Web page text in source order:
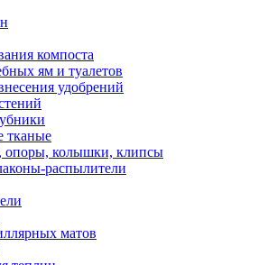
компоста
ям и туалетов
удобрений
тканые
опоры, колышки, клипсы
распылители
матов